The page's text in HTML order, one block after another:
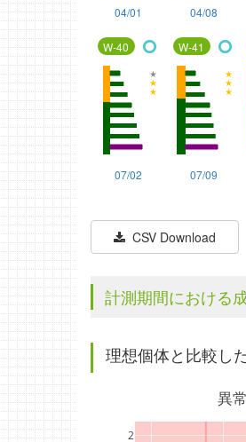
04/01 04/08
W-40
07/02
W-41
07/09
CSV Download
計測期間における
理想個体と比較し
2
異